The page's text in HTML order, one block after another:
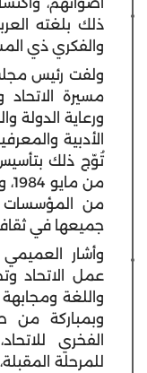
ذلك بلغته
والفكري ذي
ولفت رئيس مجلس
مسيرة الاتحاد
ورعاية الدولة
الأدبية
تُوّج ذلك
من المؤسسات
جميعها في
وأشار العميمي
عمل الاتحاد
واللغة
وبمباركة من
الفخري
للمرحلة